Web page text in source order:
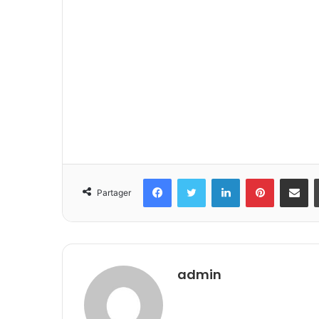
Partager
FacebookTwitter LinkedinPinterest
admin